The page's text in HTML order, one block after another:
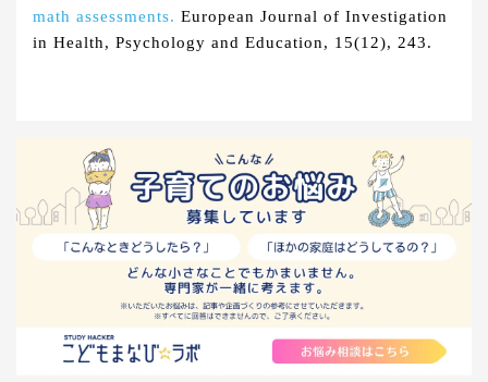
math assessments. European Journal of Investigation
in Health, Psychology and Education, 15(12), 243.